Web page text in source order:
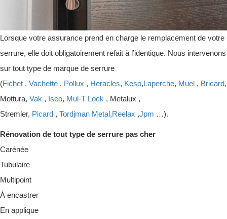
Lorsque votre assurance prend en charge le remplacement de votre
serrure, elle doit obligatoirement refait à l’identique. Nous intervenons
sur tout type de marque de serrure
(Fichet , Vachette , Pollux , Heracles, Keso,Laperche, Muel , Bricard,
Mottura, Vak , Iseo, Mul-T Lock , Metalux ,
Stremler, Picard , Tordjman Metal,Reelax ,Jpm …).
Rénovation de tout type de serrure pas cher
Carénée
Tubulaire
Multipoint
À encastrer
En applique